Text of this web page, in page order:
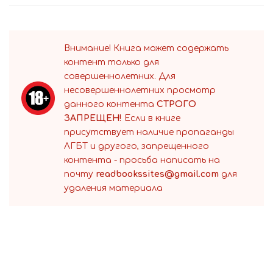
Внимание! Книга может содержать
контент только для
совершеннолетних. Для
несовершеннолетних просмотр
данного контента СТРОГО
ЗАПРЕЩЕН! Если в книге
присутствует наличие пропаганды
ЛГБТ и другого, запрещенного
контента - просьба написать на
почту readbookssites@gmail.com для
удаления материала